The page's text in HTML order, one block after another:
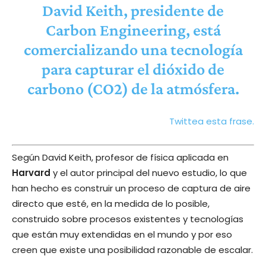
David Keith, presidente de
Carbon Engineering, está
comercializando una tecnología
para capturar el dióxido de
carbono (CO2) de la atmósfera.
Twittea esta frase.
Según David Keith, profesor de física aplicada en
Harvard y el autor principal del nuevo estudio, lo que
han hecho es construir un proceso de captura de aire
directo que esté, en la medida de lo posible,
construido sobre procesos existentes y tecnologías
que están muy extendidas en el mundo y por eso
creen que existe una posibilidad razonable de escalar.